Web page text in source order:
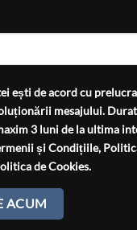
de acord cu
mesajului.
3 luni de la ultima
și Condițiile,
de Cookies.